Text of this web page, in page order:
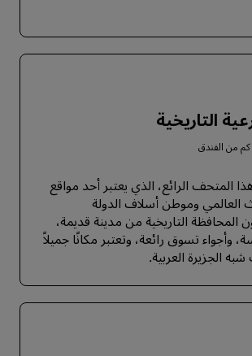
التاريخية
المتحف الرائع، الذي يعتبر أحد مواقع
العالمي وموطن أسلاف الدولة
المحافظة التاريخية من مدينة قديمة،
وأجواء تسوق رائعة، وتعتبر مكانًا جميلاً
الجزيرة العربية.